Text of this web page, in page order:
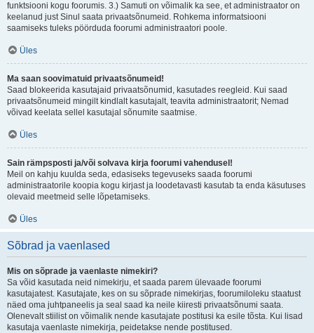
funktsiooni kogu foorumis. 3.) Samuti on võimalik ka see, et administraator on
keelanud just Sinul saata privaatsõnumeid. Rohkema informatsiooni
saamiseks tuleks pöörduda foorumi administraatori poole.
Üles
Ma saan soovimatuid privaatsõnumeid!
Saad blokeerida kasutajaid privaatsõnumid, kasutades reegleid. Kui saad
privaatsõnumeid mingilt kindlalt kasutajalt, teavita administraatorit; Nemad
võivad keelata sellel kasutajal sõnumite saatmise.
Üles
Sain rämpsposti ja/või solvava kirja foorumi vahendusel!
Meil on kahju kuulda seda, edasiseks tegevuseks saada foorumi
administraatorile koopia kogu kirjast ja loodetavasti kasutab ta enda käsutuses
olevaid meetmeid selle lõpetamiseks.
Üles
Sõbrad ja vaenlased
Mis on sõprade ja vaenlaste nimekiri?
Sa võid kasutada neid nimekirju, et saada parem ülevaade foorumi
kasutajatest. Kasutajate, kes on su sõprade nimekirjas, foorumiloleku staatust
näed oma juhtpaneelis ja seal saad ka neile kiiresti privaatsõnumi saata.
Olenevalt stiilist on võimalik nende kasutajate postitusi ka esile tõsta. Kui lisad
kasutaja vaenlaste nimekirja, peidetakse nende postitused.